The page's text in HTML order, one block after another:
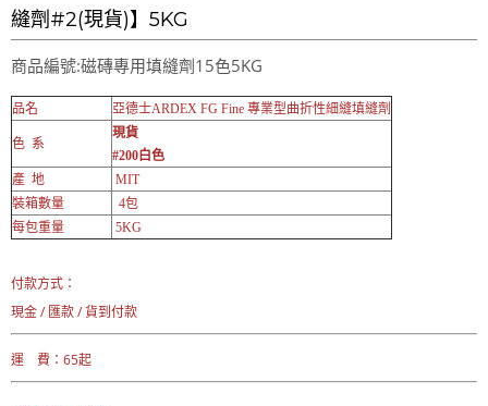
縫劑#2(現貨)】5KG
商品編號:磁磚專用填縫劑15色5KG
品名 亞德士ARDEX FG Fine 專業型曲折性細縫填縫劑
色 系
現貨
#200白色
產 地
MIT
裝箱數量
4包
每包重量
5KG
付款方式：
現金 / 匯款 / 貨到付款
運 費：65起